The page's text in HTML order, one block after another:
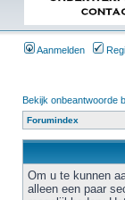
Aanmelden
Bekijk onbeantwoorde
Forumindex
Om u te kunnen
alleen een paar